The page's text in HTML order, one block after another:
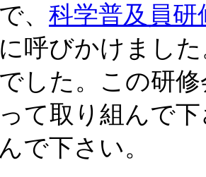
、 科学普及員研
呼びかけまし
した。この研
て取り組んで
で下さい。